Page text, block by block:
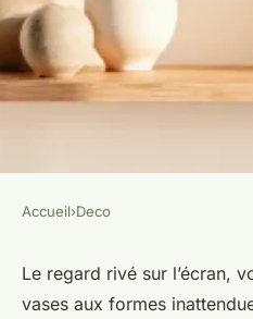
Top vases
Accueil›Deco
Le regard rivé sur l’écran,
vases aux formes